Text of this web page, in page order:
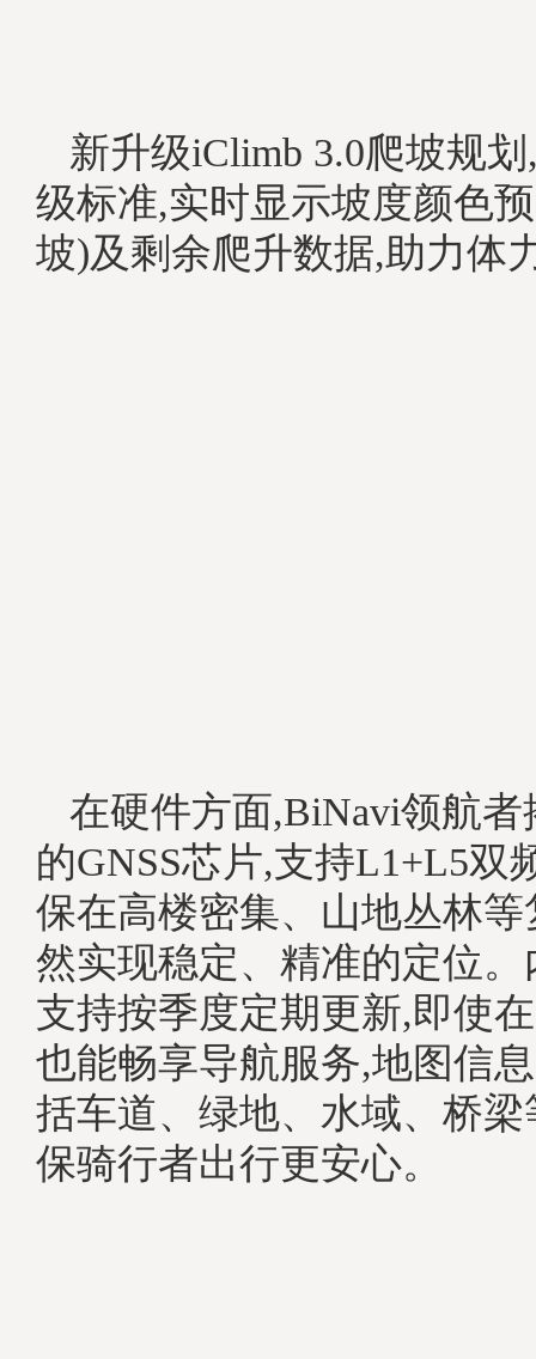
新升级iClimb 3.0爬坡规
级标准,实时显示坡度颜色
坡)及剩余爬升数据,助力体
在硬件方面,BiNavi领航
的GNSS芯片,支持L1+L5双
保在高楼密集、山地丛林
然实现稳定、精准的定位
支持按季度定期更新,即使
也能畅享导航服务,地图信
括车道、绿地、水域、桥
保骑行者出行更安心。